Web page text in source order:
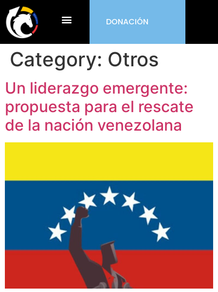
DONACIÓN
Category: Otros
Un liderazgo emergente:
propuesta para el rescate
de la nación venezolana